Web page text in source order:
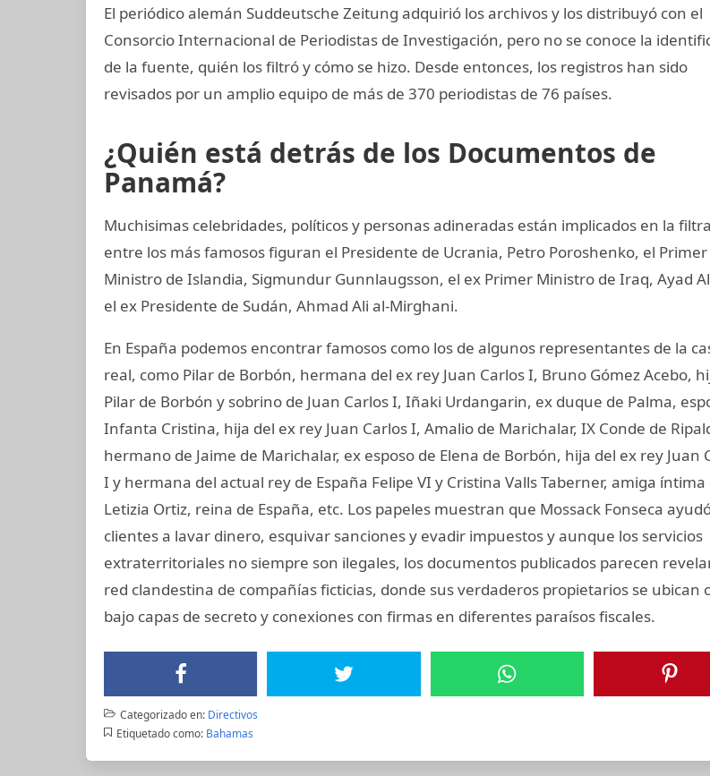
El periódico alemán Suddeutsche Zeitung adquirió los archivos y los distribuyó con el
Consorcio Internacional de Periodistas de Investigación, pero no se conoce la
de la fuente, quién los filtró y cómo se hizo. Desde entonces, los registros han sido
revisados por un amplio equipo de más de 370 periodistas de 76 países.
¿Quién está detrás de los Documentos de
Panamá?
Muchisimas celebridades, políticos y personas adineradas están implicados en la
entre los más famosos figuran el Presidente de Ucrania, Petro Poroshenko, el Primer
Ministro de Islandia, Sigmundur Gunnlaugsson, el ex Primer Ministro de Iraq, Ayad
el ex Presidente de Sudán, Ahmad Ali al-Mirghani.
En España podemos encontrar famosos como los de algunos representantes de la
real, como Pilar de Borbón, hermana del ex rey Juan Carlos I, Bruno Gómez Acebo,
Pilar de Borbón y sobrino de Juan Carlos I, Iñaki Urdangarin, ex duque de Palma,
Infanta Cristina, hija del ex rey Juan Carlos I, Amalio de Marichalar, IX Conde de
hermano de Jaime de Marichalar, ex esposo de Elena de Borbón, hija del ex rey Juan
I y hermana del actual rey de España Felipe VI y Cristina Valls Taberner, amiga íntima
Letizia Ortiz, reina de España, etc. Los papeles muestran que Mossack Fonseca
clientes a lavar dinero, esquivar sanciones y evadir impuestos y aunque los servicios
extraterritoriales no siempre son ilegales, los documentos publicados parecen
red clandestina de compañías ficticias, donde sus verdaderos propietarios se ubican
bajo capas de secreto y conexiones con firmas en diferentes paraísos fiscales.
Categorizado en: Directivos
Etiquetado como: Bahamas